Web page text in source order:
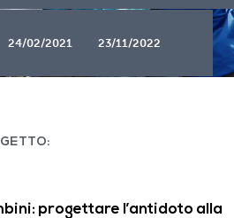
24/02/2021 23/11/2022
progettare l’antidoto alla